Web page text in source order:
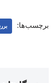
برچسب‌ها: